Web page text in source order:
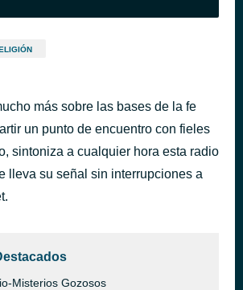
más sobre las bases de la fe
un punto de encuentro con fieles
sintoniza a cualquier hora esta radio
lleva su señal sin interrupciones a
Misterios Gozosos